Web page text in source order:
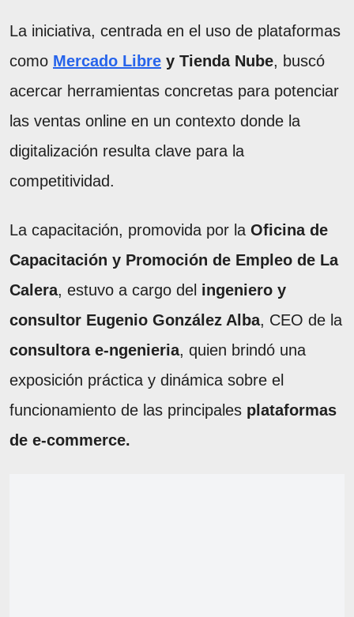
La iniciativa, centrada en el uso de plataformas
como Mercado Libre y Tienda Nube, buscó
acercar herramientas concretas para potenciar
las ventas online en un contexto donde la
digitalización resulta clave para la
competitividad.
La capacitación, promovida por la Oficina de
Capacitación y Promoción de Empleo de La
Calera, estuvo a cargo del ingeniero y
consultor Eugenio González Alba, CEO de la
consultora e-ngenieria, quien brindó una
exposición práctica y dinámica sobre el
funcionamiento de las principales plataformas
de e-commerce.